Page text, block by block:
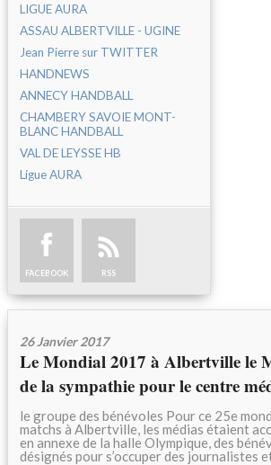
LIGUE AURA
ASSAU ALBERTVILLE - UGINE
Jean Pierre sur TWITTER
HANDNEWS
ANNECY HANDBALL
CHAMBERY SAVOIE MONT-
BLANC HANDBALL
VAL DE LEYSSE HB
Ligue AURA
FACEBOOK RSS
26 Janvier 2017
Le Mondial 2017 à Albertville le
de la sympathie pour le centre
le groupe des bénévoles Pour ce 25e
matchs à Albertville, les médias étaient
en annexe de la halle Olympique, des
désignés pour s’occuper des journalistes